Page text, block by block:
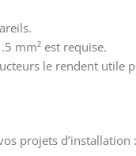
mm² est requise.
le rendent
projets d’installation :